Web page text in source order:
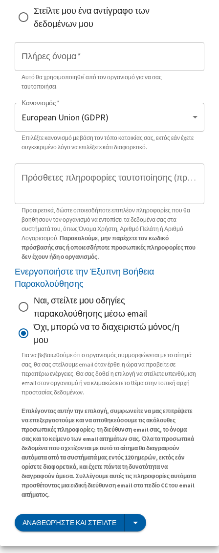
Στείλτε μου ένα αντίγραφο των
δεδομένων μου
Πλήρες όνομα*
Αυτό θα χρησιμοποιηθεί από τον οργανισμό για να σας
ταυτοποιήσει.
Κανονισμός*
Επιλέξτε κανονισμό με βάση τον τόπο κατοικίας σας, εκτός εάν έχετε
συγκεκριμένο λόγο να επιλέξετε κάτι διαφορετικό.
Πρόσθετες πληροφορίες ταυτοποίησης (προαιρετικό)
Προαιρετικά, δώστε οποιεσδήποτε επιπλέον πληροφορίες που θα
βοηθήσουν τον οργανισμό να εντοπίσει τα δεδομένα σας στα
συστήματά του, όπως Όνομα Χρήστη, Αριθμό Πελάτη ή Αριθμό
Λογαριασμού. Παρακαλούμε, μην παρέχετε τον κωδικό
πρόσβασής σας ή οποιεσδήποτε προσωπικές πληροφορίες που
δεν έχουν ήδη ο οργανισμός.
Ενεργοποιήστε την Έξυπνη Βοήθεια
Παρακολούθησης
Ναι, στείλτε μου οδηγίες
παρακολούθησης μέσω email
Όχι, μπορώ να το διαχειριστώ μόνος/η
μου
Για να βεβαιωθούμε ότι ο οργανισμός συμμορφώνεται με το αίτημά
σας, θα σας στείλουμε email όταν έρθει η ώρα να προβείτε σε
περαιτέρω ενέργειες. Θα σας δοθεί η επιλογή να στείλετε υπενθύμιση
email στον οργανισμό ή να κλιμακώσετε το θέμα στην τοπική αρχή
προστασίας δεδομένων.
Επιλέγοντας αυτήν την επιλογή, συμφωνείτε να μας επιτρέψετε
να επεξεργαστούμε και να αποθηκεύσουμε τις ακόλουθες
προσωπικές πληροφορίες: τη διεύθυνση email σας, το όνομα
σας και το κείμενο των email αιτημάτων σας. Όλα τα προσωπικά
δεδομένα που σχετίζονται με αυτό το αίτημα θα διαγραφούν
αυτόματα από τα συστήματά μας εντός 120 ημερών, εκτός εάν
ορίσετε διαφορετικά, και έχετε πάντα τη δυνατότητα να
διαγραφούν άμεσα. Συλλέγουμε αυτές τις πληροφορίες αυτόματα
προσθέτοντας μια ειδική διεύθυνση email στο πεδίο CC του email
αιτήματος.
ΑΝΑΘΕΩΡΉΣΤΕ ΚΑΙ ΣΤΕΊΛΤΕ